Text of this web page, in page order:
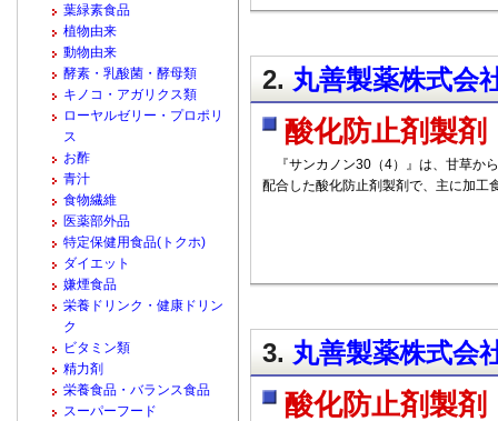
2. 丸善製薬株式会
酸化防止剤製
『サンカノン30（4）』は、甘草か
配合した酸化防止剤製剤で、主に加工
3. 丸善製薬株式会
酸化防止剤製
葉緑素食品
植物由来
動物由来
酵素・乳酸菌・酵母類
キノコ・アガリクス類
ローヤルゼリー・プロポリ
ス
お酢
青汁
食物繊維
医薬部外品
特定保健用食品(トクホ)
ダイエット
嫌煙食品
栄養ドリンク・健康ドリン
ク
ビタミン類
精力剤
栄養食品・バランス食品
スーパーフード